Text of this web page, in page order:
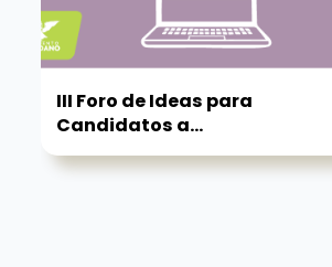
III Foro de Ideas para
Candidatos a...